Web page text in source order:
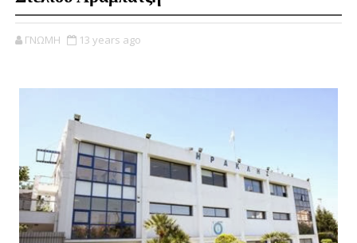
ΓΝΩΜΗ 13 years ago